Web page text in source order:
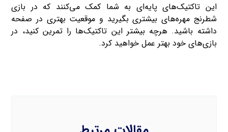
این تاکتیک‌های پایه‌ای به شما کمک می‌کنند که در بازی
شطرنج مهره‌های بیشتری بگیرید و موقعیت بهتری در صفحه
داشته باشید. هرچه بیشتر این تاکتیک‌ها را تمرین کنید، در
بازی‌های خود بهتر عمل خواهید کرد.